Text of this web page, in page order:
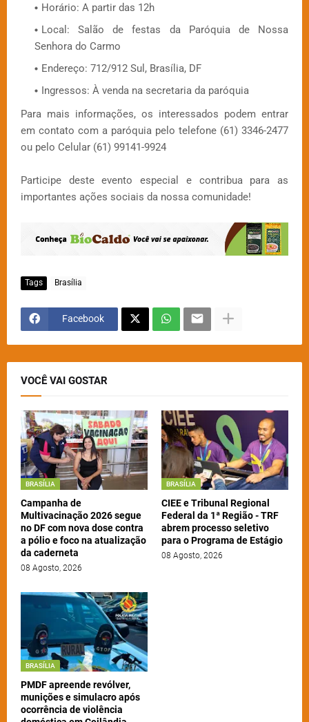
Horário: A partir das 12h
Local: Salão de festas da Paróquia de Nossa
Senhora do Carmo
Endereço: 712/912 Sul, Brasília, DF
Ingressos: À venda na secretaria da paróquia
Para mais informações, os interessados podem entrar
em contato com a paróquia pelo telefone (61) 3346-2477
ou pelo Celular (61) 99141-9924
Participe deste evento especial e contribua para as
importantes ações sociais da nossa comunidade!
Tags Brasília
Facebook
VOCÊ VAI GOSTAR
BRASÍLIA
Campanha de
Multivacinação 2026 segue
no DF com nova dose contra
a pólio e foco na atualização
da caderneta
08 Agosto, 2026
BRASÍLIA
CIEE e Tribunal Regional
Federal da 1ª Região - TRF
abrem processo seletivo
para o Programa de Estágio
08 Agosto, 2026
BRASÍLIA
PMDF apreende revólver,
munições e simulacro após
ocorrência de violência